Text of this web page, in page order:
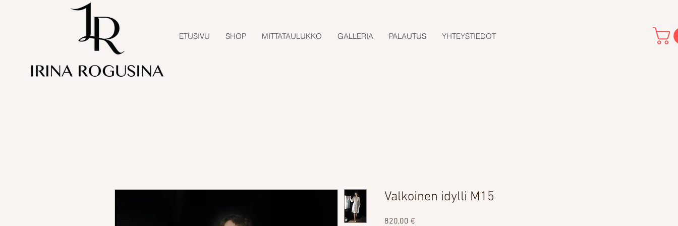
ETUSIVU SHOP MITTATAULUKKO GALLERIA PALAUTUS YHTEYSTIEDOT
Valkoinen idylli M15
820,00 €